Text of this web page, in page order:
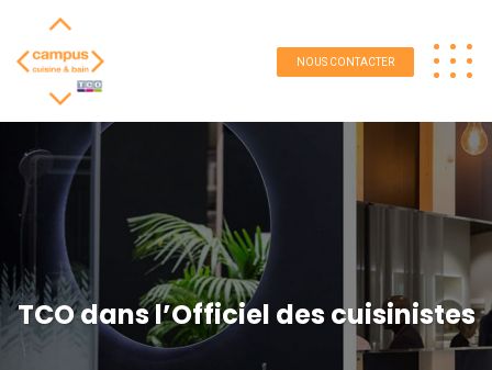
NOUS CONTACTER
TCO dans l’Officiel des cuisinistes